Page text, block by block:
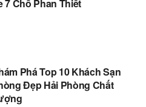
7 Chỗ Phan Thiết
Phá Top 10 Khách Sạn
Đẹp Hải Phòng Chất